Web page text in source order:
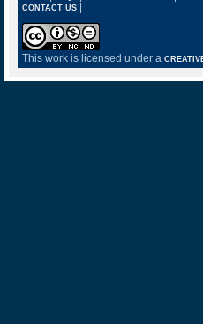
CONTACT US |
This work is licensed under a